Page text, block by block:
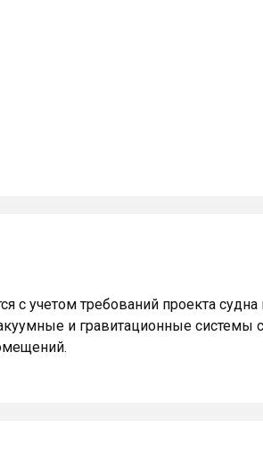
с учетом требований проекта судна
и гравитационные системы